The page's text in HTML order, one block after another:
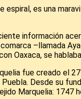
espiral, es una
información
–llamada
Oaxaca, se
fue creado el
Desde su
Marquelia: